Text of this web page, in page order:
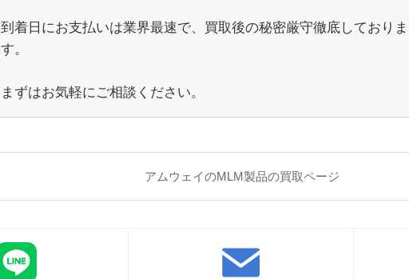
到着日にお支払いは業界最速で、買取後の秘密厳守徹底しておりま
す。
まずはお気軽にご相談ください。
アムウェイのMLM製品の買取ページ